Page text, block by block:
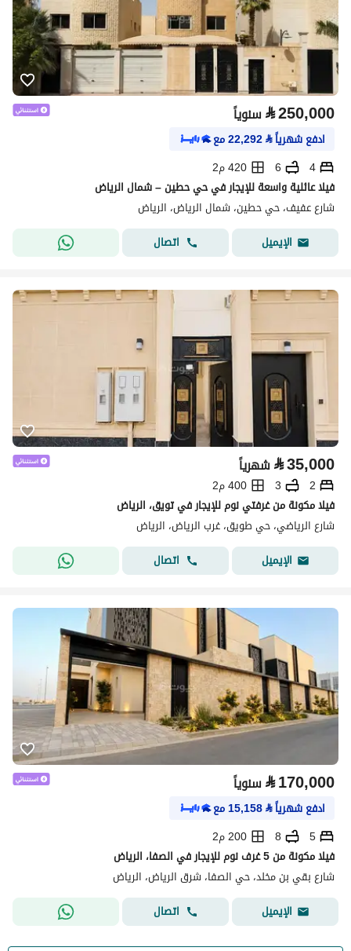
⃁250,000 سنوياً
ادفع شهرياً⃁
22,292مع
4
6
420 م2
فيلا عائلية واسعة للإيجار في حي حطين – شمال الرياض
شارع عفيف، حي حطين، شمال الرياض، الرياض
الإيميل
اتصال
⃁35,000 شهرياً
2
3
400 م2
فيلا مكونة من غرفتي نوم للإيجار في تويق، الرياض
شارع الرياضي، حي طويق، غرب الرياض، الرياض
الإيميل
اتصال
⃁170,000 سنوياً
ادفع شهرياً⃁
15,158مع
5
8
200 م2
فيلا مكونة من 5 غرف نوم للإيجار في الصفا، الرياض
شارع بقي بن مخلد، حي الصفا، شرق الرياض، الرياض
الإيميل
اتصال